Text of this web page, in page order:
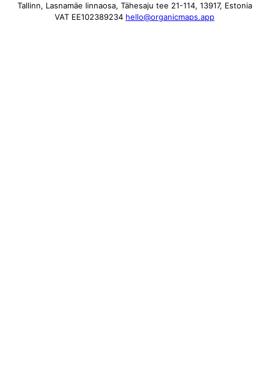
Tallinn, Lasnamäe linnaosa, Tähesaju tee 21-114, 13917, Estonia
VAT EE102389234 hello@organicmaps.app